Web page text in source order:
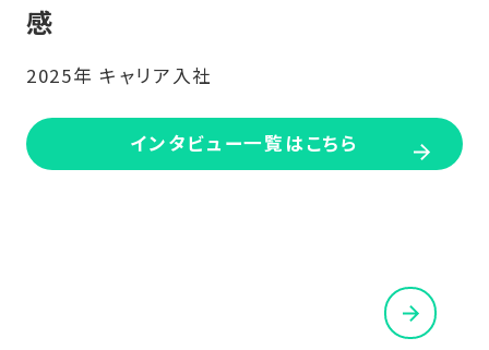
感
2025年 キャリア入社
インタビュー一覧はこちら